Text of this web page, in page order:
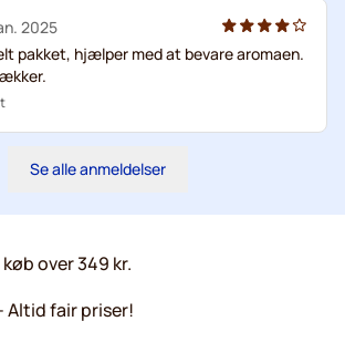
2025
pakket, hjælper med at bevare aromaen.
Se alle anmeldelser
over 349 kr.
Altid fair priser!